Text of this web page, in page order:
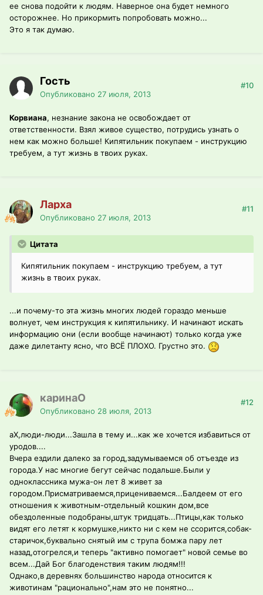
ее снова подойти к людям. Наверное она будет немного
осторожнее. Но прикормить попробовать можно...
Это я так думаю.
Гость
Опубликовано 27 июля, 2013
#10
Корвиана, незнание закона не освобождает от
ответственности. Взял живое существо, потрудись узнать о
нем как можно больше! Кипятильник покупаем - инструкцию
требуем, а тут жизнь в твоих руках.
Ларха
Опубликовано 27 июля, 2013
#11
Цитата
Кипятильник покупаем - инструкцию требуем, а тут
жизнь в твоих руках.
...и почему-то эта жизнь многих людей гораздо меньше
волнует, чем инструкция к кипятильнику. И начинают искать
информацию они (если вообще начинают) только когда уже
даже дилетанту ясно, что ВСЁ ПЛОХО. Грустно это.
каринаО
Опубликовано 28 июля, 2013
#12
аХ,люди-люди...Зашла в тему и...как же хочется избавиться от
уродов....
Вчера ездили далеко за город,задумываемся об отъезде из
города.У нас многие бегут сейчас подальше.Были у
одноклассника мужа-он лет 8 живет за
городом.Присматриваемся,прицениваемся...Балдеем от его
отношения к животным-отдельный кошкин дом,все
обездоленные подобраны,штук тридцать...Птицы,как только
видят его летят к кормушке,никто ни с кем не ссорится,собак-
старичок,буквально снятый им с трупа бомжа пару лет
назад,отогрелся,и теперь "активно помогает" новой семье во
всем...Дай Бог благоденствия таким людям!!!
Однако,в деревнях большинство народа относится к
животинам "рационально",нам это не понятно...